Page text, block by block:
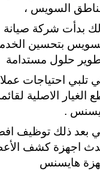
السويس ،
بدأت شركة
بتحسين الخدمة
حلول مستدامة
تلبي احتياجات
الغيار الاصلية
.
بعد ذلك توظيف
اجهزة كشف
هايسنس